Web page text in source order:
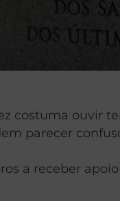
ouvir
parecer
a receber